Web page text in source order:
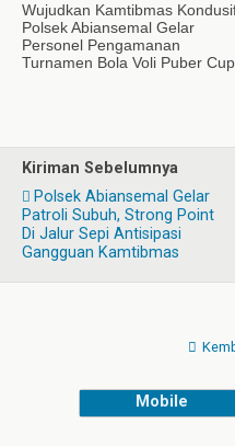
Wujudkan Kamtibmas
Polsek Abiansemal Gelar
Personel Pengamanan
Turnamen Bola Voli Puber Cup
Kiriman Sebelumnya
Polsek Abiansemal Gelar
Patroli Subuh, Strong Point
Di Jalur Sepi Antisipasi
Gangguan Kamtibmas
Mobile